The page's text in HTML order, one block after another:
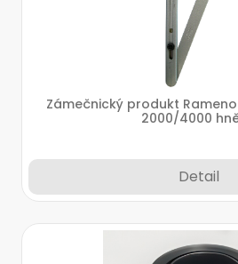
Zámečnický produkt
2000/4000
Detail